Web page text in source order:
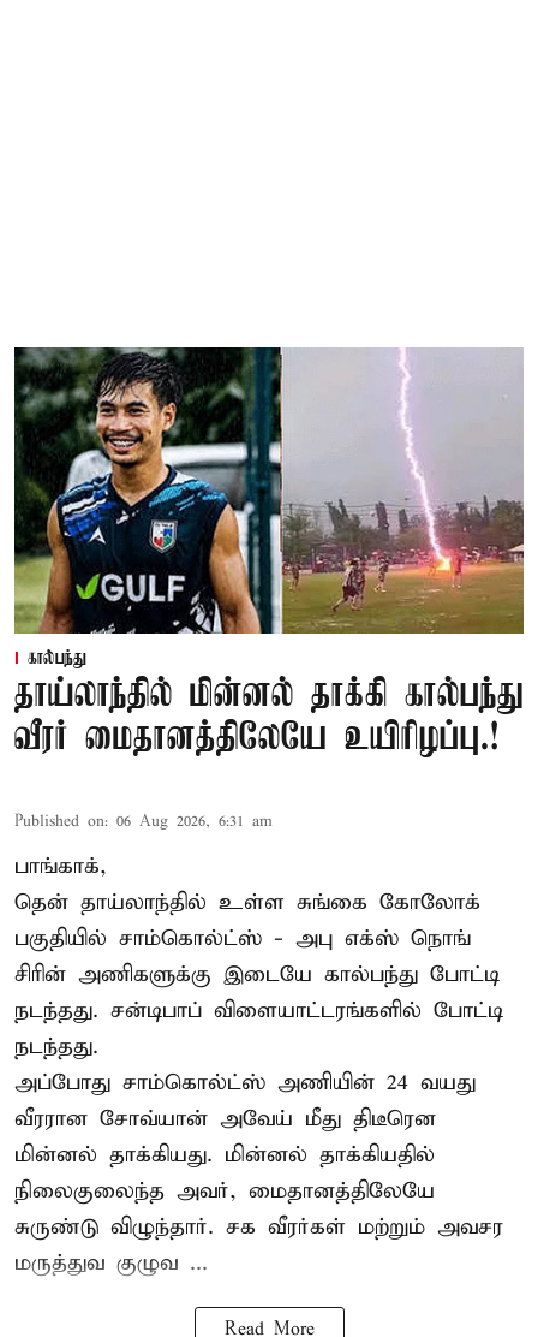
கால்பந்து
தாய்லாந்தில் மின்னல் தாக்கி கால்பந்து
வீரர் மைதானத்திலேயே உயிரிழப்பு.!
Published on: 06 Aug 2026, 6:31 am
பாங்காக்,
தென் தாய்லாந்தில் உள்ள சுங்கை கோலோக்
பகுதியில் சாம்கொல்ட்ஸ் - அபு எக்ஸ் நொங்
சிரின் அணிகளுக்கு இடையே கால்பந்து போட்டி
நடந்தது. சன்டிபாப் விளையாட்டரங்களில் போட்டி
நடந்தது.
அப்போது சாம்கொல்ட்ஸ் அணியின் 24 வயது
வீரரான சோவ்யான் அவேய் மீது திடீரென
மின்னல் தாக்கியது. மின்னல் தாக்கியதில்
நிலைகுலைந்த அவர், மைதானத்திலேயே
சுருண்டு விழுந்தார். சக வீரர்கள் மற்றும் அவசர
மருத்துவ குழுவ ...
Read More